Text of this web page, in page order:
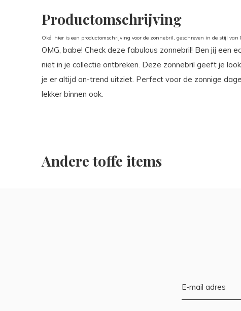
Productomschrijving
Oké, hier is een productomschrijving voor de zonnebril, geschreven in de stijl van
OMG, babe! Check deze fabulous zonnebril! Ben jij een
niet in je collectie ontbreken. Deze zonnebril geeft je
je er altijd on-trend uitziet. Perfect voor de zonnige
lekker binnen ook.
Andere toffe items